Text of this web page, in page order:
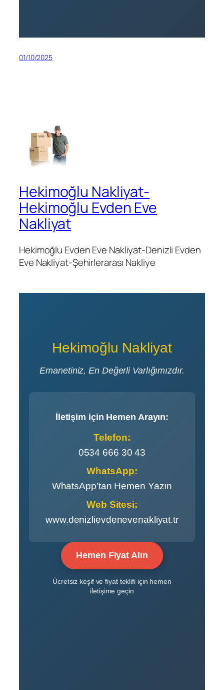
01/10/2025
Hekimoğlu Nakliyat-
Hekimoğlu Evden Eve
Nakliyat
Hekimoğlu Evden Eve Nakliyat-Denizli Evden
Eve Nakliyat-Şehirlerarası Nakliye
Hekimoğlu Nakliyat
Emanetiniz, En Değerli Varlığımızdır.
İletişim için Hemen Arayın:
Telefon:
0534 666 30 43
WhatsApp:
WhatsApp’tan Hemen Yazın
Web Sitesi:
www.denizlievdenevenakliyat.tr
Hemen Fiyat Alın
Ücretsiz keşif ve fiyat teklifi için hemen
iletişime geçin